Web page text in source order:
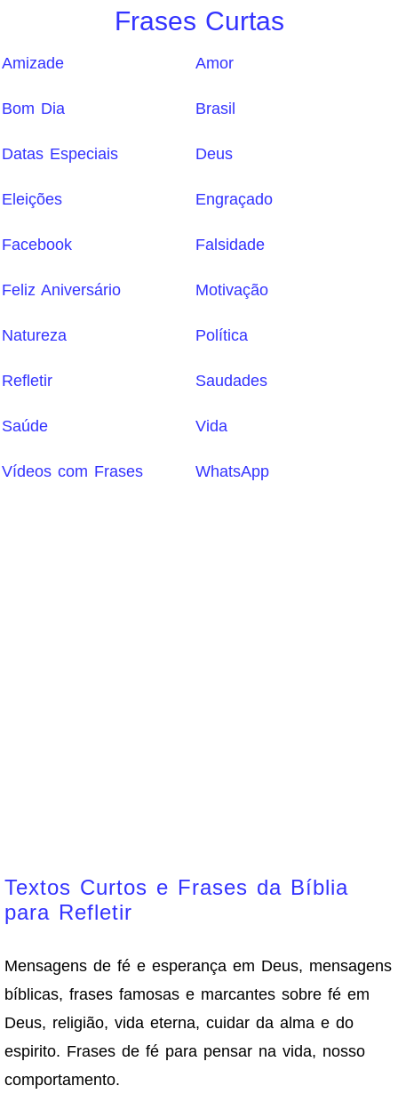
Frases Curtas
Amizade Amor
Bom Dia Brasil
Datas Especiais Deus
Eleições Engraçado
Facebook Falsidade
Feliz Aniversário Motivação
Natureza Política
Refletir Saudades
Saúde Vida
Vídeos com Frases WhatsApp
Textos Curtos e Frases da Bíblia
para Refletir
Mensagens de fé e esperança em Deus, mensagens
bíblicas, frases famosas e marcantes sobre fé em
Deus, religião, vida eterna, cuidar da alma e do
espirito. Frases de fé para pensar na vida, nosso
comportamento.